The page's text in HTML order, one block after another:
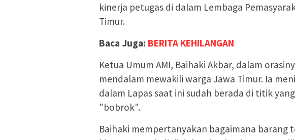
kinerja petugas di dalam Lembaga
Timur.
Baca Juga: BERITA KEHILANGAN
Ketua Umum AMI, Baihaki Akbar, dalam
mendalam mewakili warga Jawa Timur. Ia
dalam Lapas saat ini sudah berada di titik
"bobrok".
Baihaki mempertanyakan bagaimana